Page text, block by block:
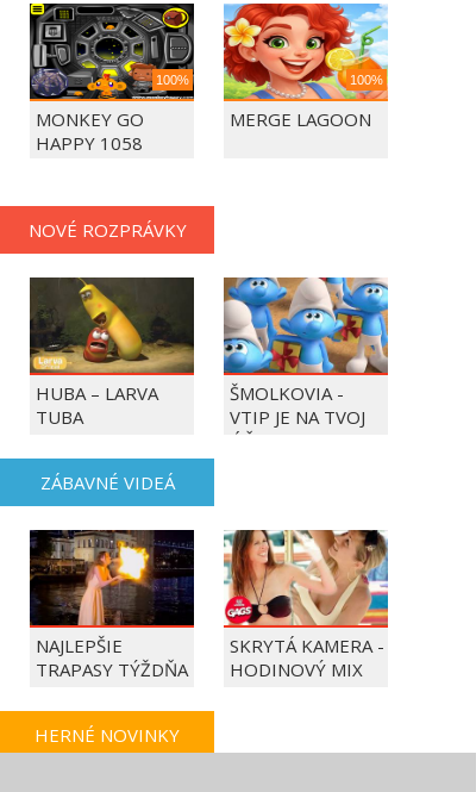
100%
MONKEY GO
HAPPY 1058
100%
MERGE LAGOON
NOVÉ ROZPRÁVKY
HUBA – LARVA
TUBA
ŠMOLKOVIA -
VTIP JE NA TVOJ
ÚČET
ZÁBAVNÉ VIDEÁ
NAJLEPŠIE
TRAPASY TÝŽDŇA
SKRYTÁ KAMERA -
HODINOVÝ MIX
HERNÉ NOVINKY